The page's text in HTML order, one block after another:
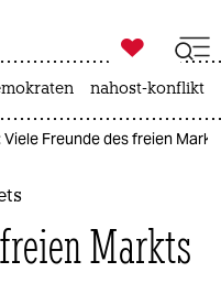

taz zahl ich
nahost-konflikt
Freunde des freien
Markts